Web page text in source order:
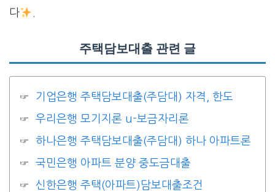
다
주택담보대출 관련 글
기업은행 주택담보대출(주담대) 자격, 한도
우리은행 모기지론 u-보금자리론
하나은행 주택담보대출(주담대) 하나 아파트론
국민은행 아파트 분양 중도금대출
신한은행 주택(아파트)담보대출조건